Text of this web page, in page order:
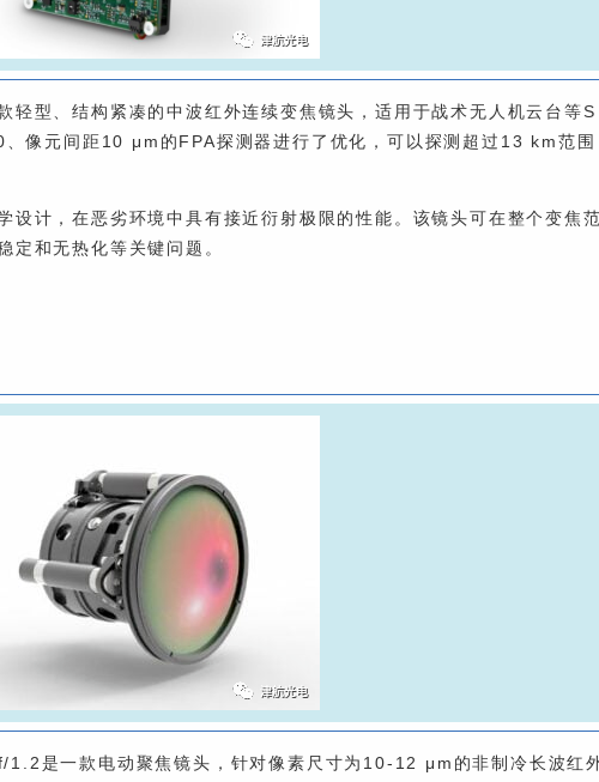
、结构紧凑的中波红外连续变焦镜头，适用于战术无人机云台等S
像元间距10 μm的FPA探测器进行了优化，可以探测超过13 km范围
计，在恶劣环境中具有接近衍射极限的性能。该镜头可在整个变焦
定和无热化等关键问题。
一款电动聚焦镜头，针对像素尺寸为10-12 μm的非制冷长波红